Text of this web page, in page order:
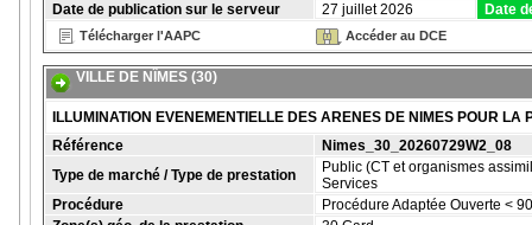
Date de publication sur le serveur
27 juillet 2026 Date
Télécharger l'AAPC Accéder au DCE
VILLE DE NÎMES (30)
ILLUMINATION EVENEMENTIELLE DES ARENES DE NIMES POUR LA
Référence
Nimes_30_20260729W2_08
Type de marché / Type de prestation
Public (CT et organismes
Services
Procédure
Procédure Adaptée Ouverte <